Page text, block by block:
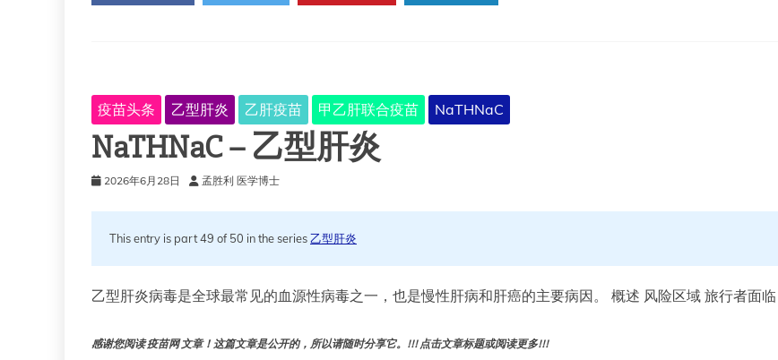
我
疫苗头条 乙型肝炎 乙肝疫苗 甲乙肝联合疫苗 NaTHNaC
NaTHNaC – 乙型肝炎
2026年6月28日 孟胜利 医学博士
This entry is part 49 of 50 in the series乙型肝炎
乙型肝炎病毒是全球最常见的血源性病毒之一，也是慢性肝病和肝癌的主要病因。 概述 风险区域 旅行者面临
感谢您阅读 疫苗网 文章！这篇文章是公开的，所以请随时分享它。!!! 点击文章标题或阅读更多!!!